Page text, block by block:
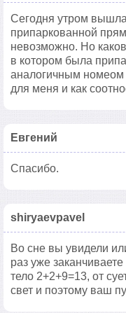
Сегодня утром
припаркованной
невозможно. Но
в котором была
аналогичным номеом
для меня и как
Евгений
Спасибо.
shiryaevpavel
Во сне вы увидели
раз уже
тело 2+2+9=13, от
свет и поэтому ваш